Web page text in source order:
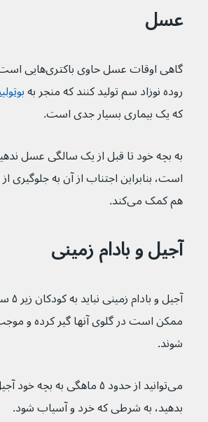
عسل
روده نوزاد سم تولید کنند که منجر به
که یک بیماری بسیار جدی است.
به بچه خود تا قبل از یک سالگی عسل
است، بنابراین اجتناب از آن به جلوگیری
هم کمک می‌کند.
آجیل و بادام زمینی
آجیل
ممکن است در گلوی آنها گیر کرده و
شوند.
می‌توانید از حدود ۵ ماهگی به
بدهید، به شرطی که خرد و آسیاب شود.